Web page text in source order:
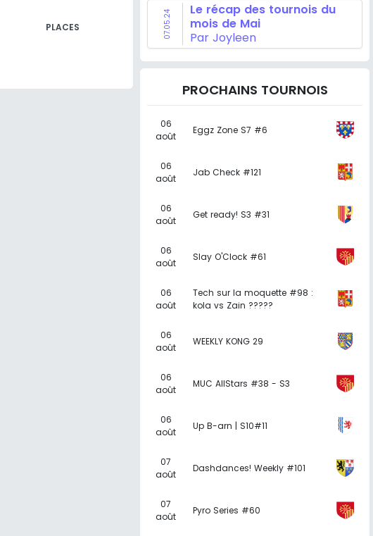
PLACES 07.05.24
Le récap des tournois du
mois de Mai
Par Joyleen
PROCHAINS TOURNOIS
06
août
Eggz Zone S7 #6
06
août
Jab Check #121
06
août
Get ready! S3 #31
06
août
Slay O'Clock #61
06
août
Tech sur la moquette #98 :
kola vs Zain ?????
06
août
WEEKLY KONG 29
06
août
MUC AllStars #38 - S3
06
août
Up B-arn | S10#11
07
août
Dashdances! Weekly #101
07
août
Pyro Series #60